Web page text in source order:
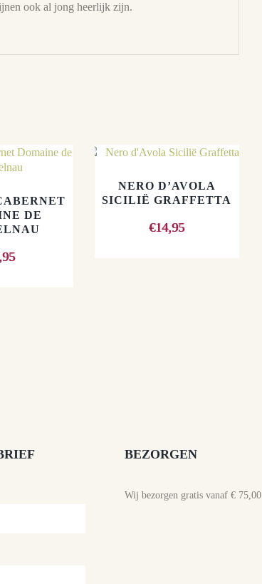
ook al jong heerlijk zijn.
DE
NERO D’AVOLA
SICILIË GRAFFETTA
€14,95
BEZORGEN
Wij bezorgen gratis vanaf € 75,00